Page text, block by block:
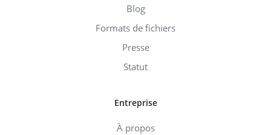
Blog
Formats de fichiers
Presse
Statut
Entreprise
À propos